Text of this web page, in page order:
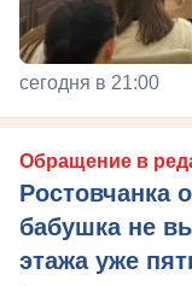
сегодня в 21:00
Обращение в
Ростовчанка
бабушка не
этажа уже